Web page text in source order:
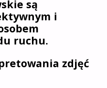
są
i
ruchu.
zdjęć